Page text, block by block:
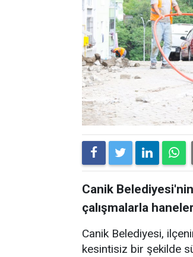
Canik
çalışmalarla
Canik Belediyesi,
kesintisiz bir şekilde